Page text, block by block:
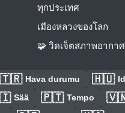
ทุกประเทศ
เมืองหลวงของโลก
🧩 วิดเจ็ตสภาพอากา
🇹🇷 Hava durumu 🇭🇺
Sää 🇵🇹 Tempo